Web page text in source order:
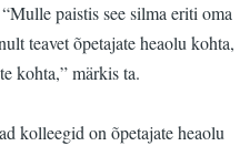
paistis see silma eriti oma
teavet õpetajate heaolu kohta,
kohta,” märkis ta.
kolleegid on õpetajate heaolu